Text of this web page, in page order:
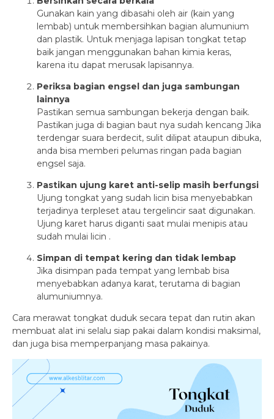
Gunakan kain yang dibasahi oleh air (kain yang
lembab) untuk membersihkan bagian alumunium
dan plastik. Untuk menjaga lapisan tongkat tetap
baik jangan menggunakan bahan kimia keras,
karena itu dapat merusak lapisannya.
Periksa bagian engsel dan juga sambungan
lainnya
Pastikan semua sambungan bekerja dengan baik.
Pastikan juga di bagian baut nya sudah kencang Jika
terdengar suara berdecit, sulit dilipat ataupun dibuka,
anda bisa memberi pelumas ringan pada bagian
engsel saja.
Pastikan ujung karet anti-selip masih berfungsi
Ujung tongkat yang sudah licin bisa menyebabkan
terjadinya terpleset atau tergelincir saat digunakan.
Ujung karet harus diganti saat mulai menipis atau
sudah mulai licin .
Simpan di tempat kering dan tidak lembap
Jika disimpan pada tempat yang lembab bisa
menyebabkan adanya karat, terutama di bagian
alumuniumnya.
Cara merawat tongkat duduk secara tepat dan rutin akan
membuat alat ini selalu siap pakai dalam kondisi maksimal,
dan juga bisa memperpanjang masa pakainya.